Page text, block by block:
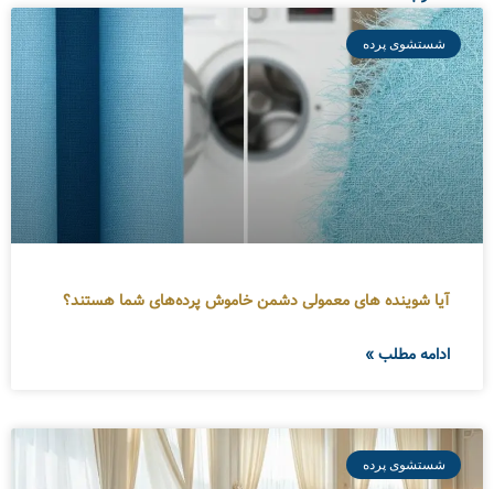
شستشوی پرده
آیا شوینده های معمولی دشمن خاموش پرده‌های شما هستند؟
ادامه مطلب »
شستشوی پرده